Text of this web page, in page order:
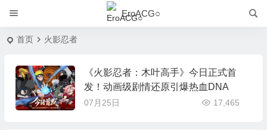
EroACG○
首页 火影忍者
《火影忍者：木叶高手》今日正式首
发！动画级剧情还原引爆热血DNA
07月25日 17,465